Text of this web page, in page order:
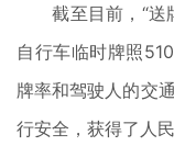
截至目前，“送
自行车临时牌照
牌率和驾驶人的交
行安全，获得了人